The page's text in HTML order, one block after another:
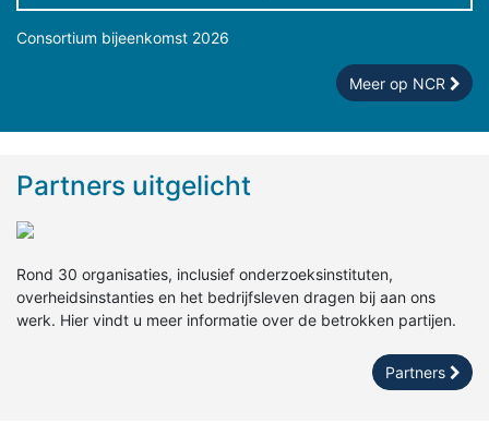
Consortium bijeenkomst 2026
Meer op NCR
Partners uitgelicht
Rond 30 organisaties, inclusief onderzoeksinstituten,
overheidsinstanties en het bedrijfsleven dragen bij aan ons
werk. Hier vindt u meer informatie over de betrokken partijen.
Partners